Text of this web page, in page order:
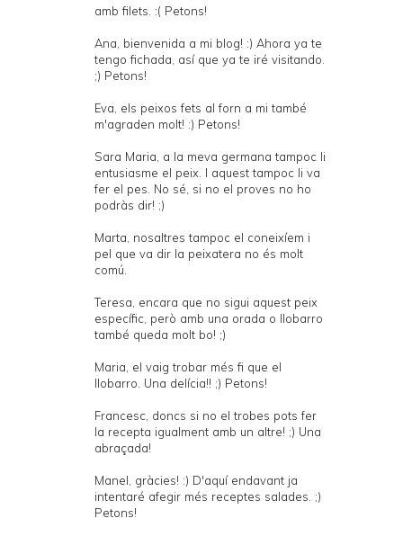
amb filets. :( Petons!
Ana, bienvenida a mi blog! :) Ahora ya te
tengo fichada, así que ya te iré visitando.
;) Petons!
Eva, els peixos fets al forn a mi també
m'agraden molt! :) Petons!
Sara Maria, a la meva germana tampoc li
entusiasme el peix. I aquest tampoc li va
fer el pes. No sé, si no el proves no ho
podràs dir! ;)
Marta, nosaltres tampoc el coneixíem i
pel que va dir la peixatera no és molt
comú.
Teresa, encara que no sigui aquest peix
específic, però amb una orada o llobarro
també queda molt bo! ;)
Maria, el vaig trobar més fi que el
llobarro. Una delícia!! ;) Petons!
Francesc, doncs si no el trobes pots fer
la recepta igualment amb un altre! ;) Una
abraçada!
Manel, gràcies! :) D'aquí endavant ja
intentaré afegir més receptes salades. ;)
Petons!